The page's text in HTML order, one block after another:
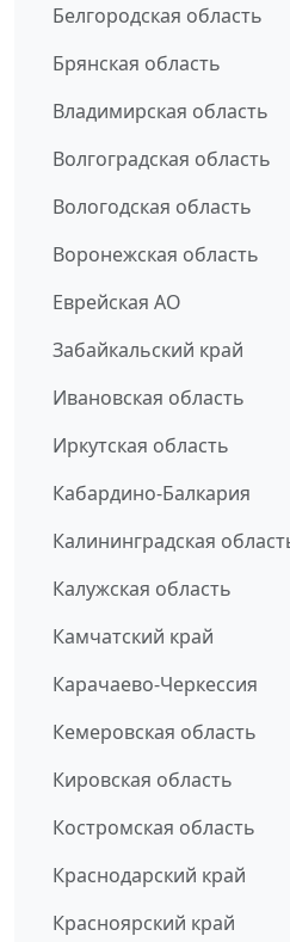
Белгородская область
Брянская область
Владимирская область
Волгоградская область
Вологодская область
Воронежская область
Еврейская АО
Забайкальский край
Ивановская область
Иркутская область
Кабардино-Балкария
Калининградская
Калужская область
Камчатский край
Карачаево-Черкессия
Кемеровская область
Кировская область
Костромская область
Краснодарский край
Красноярский край